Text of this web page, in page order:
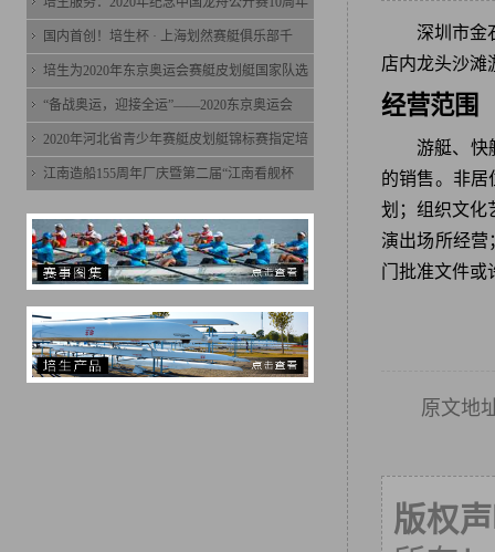
深圳市金
店内龙头沙滩
经营范围
游艇、快
的销售。非居
划；组织文化
演出场所经营
门批准文件或
原文地
版权
国内首创！培生杯 · 上海划然赛艇俱乐部千
培生为2020年东京奥运会赛艇皮划艇国家队选
“备战奥运，迎接全运”——2020东京奥运会
2020年河北省青少年赛艇皮划艇锦标赛指定培
江南造船155周年厂庆暨第二届“江南看舰杯